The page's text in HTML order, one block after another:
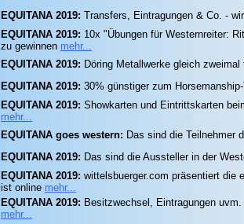
EQUITANA 2019: Transfers, Eintragungen & Co. -
EQUITANA 2019: 10x "Übungen für Westernreiter:
zu gewinnen mehr...
EQUITANA 2019: Döring Metallwerke gleich
EQUITANA 2019: 30% günstiger zum
EQUITANA 2019: Showkarten und Eintrittskarten
mehr...
EQUITANA goes western: Das sind die Teilnehmer
EQUITANA 2019: Das sind die Aussteller in der
EQUITANA 2019: wittelsbuerger.com präsentiert die
ist online mehr...
EQUITANA 2019: Besitzwechsel, Eintragungen
mehr...